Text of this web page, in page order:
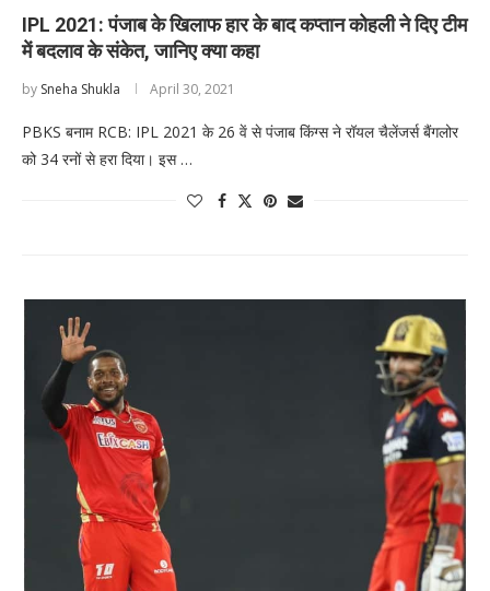
IPL 2021: पंजाब के खिलाफ हार के बाद कप्तान कोहली ने दिए टीम
में बदलाव के संकेत, जानिए क्या कहा
by Sneha Shukla April 30, 2021
PBKS बनाम RCB: IPL 2021 के 26 वें से पंजाब किंग्स ने रॉयल चैलेंजर्स बैंगलोर
को 34 रनों से हरा दिया। इस …